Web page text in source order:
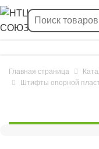
Главная страница
Штифты опорной